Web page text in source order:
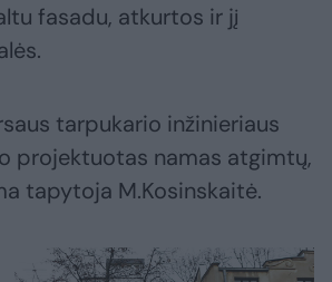
fasadu, atkurtos ir jį
tarpukario inžinieriaus
projektuotas namas atgimtų,
tapytoja M.Kosinskaitė.